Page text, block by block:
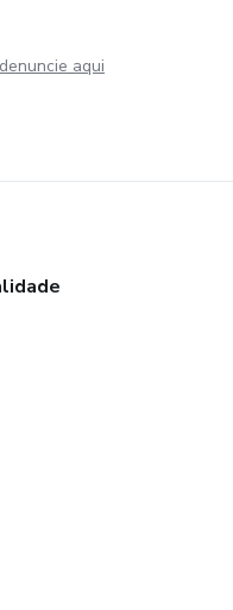
denuncie aqui